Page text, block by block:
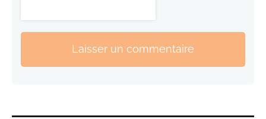
Laisser un commentaire